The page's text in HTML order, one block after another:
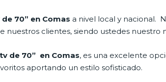
70” en Comas a nivel local y nacional.
nuestros clientes, siendo ustedes nuestro
de 70” en Comas, es una excelente
aportando un estilo sofisticado.